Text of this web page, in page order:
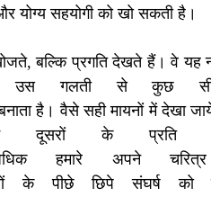
योग्य सहयोगी को खो सकती है।
बल्कि प्रगति देखते हैं। वे यह
गलती से कुछ
है। वैसे सही मायनों में देखा
दूसरों के प्रति
हमारे अपने
के पीछे छिपे संघर्ष